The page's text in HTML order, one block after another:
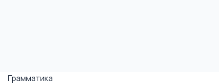
Грамматика